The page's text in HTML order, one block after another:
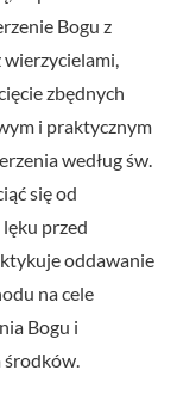
Bogu z
zbędnych
i praktycznym
według św.
się od
przed
oddawanie
na cele
Bogu i
środków.